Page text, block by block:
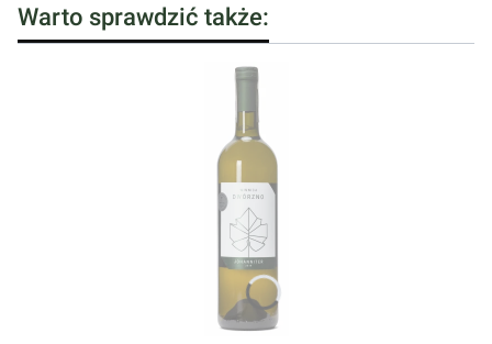
Warto sprawdzić także: